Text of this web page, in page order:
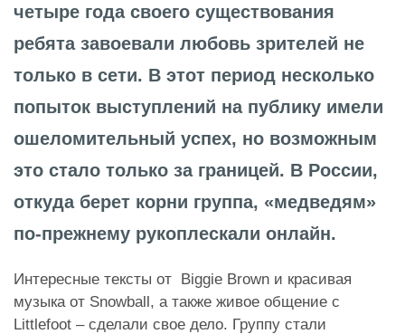
четыре года своего существования
ребята завоевали любовь зрителей не
только в сети. В этот период несколько
попыток выступлений на публику имели
ошеломительный успех, но возможным
это стало только за границей. В России,
откуда берет корни группа, «медведям»
по-прежнему рукоплескали онлайн.
Интересные тексты от Biggie Brown и красивая
музыка от Snowball, а также живое общение с
Littlefoot – сделали свое дело. Группу стали